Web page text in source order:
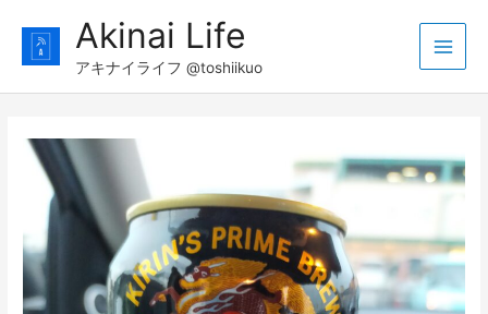
ン
Akinai Life
アキナイライフ @toshiikuo
Main